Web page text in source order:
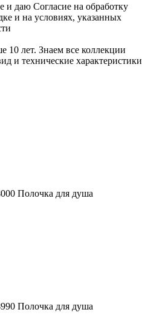
и даю Согласие на обработку
и на условиях, указанных
10 лет. Знаем все коллекции
и технические характеристики
Полочка для душа
Полочка для душа